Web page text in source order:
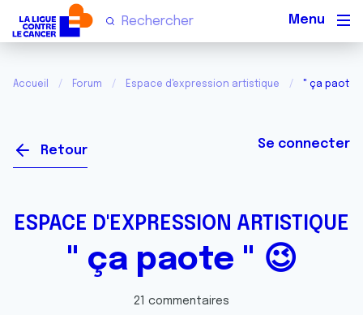
Accueil Forum Espace d'expression artistique " ça paote "
Retour Se connecter
ESPACE D'EXPRESSION ARTISTIQUE
" ça paote " 😉
21 commentaires